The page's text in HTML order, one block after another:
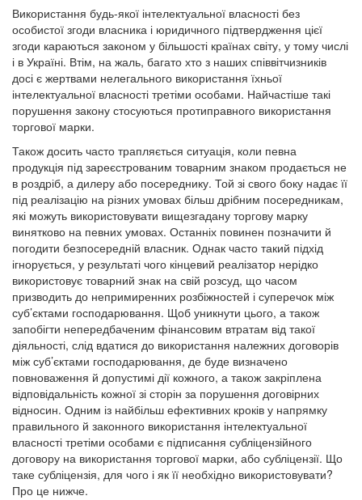
Використання будь-якої інтелектуальної власності без
особистої згоди власника і юридичного підтвердження цієї
згоди караються законом у більшості країнах світу, у тому числі
і в Україні. Втім, на жаль, багато хто з наших співвітчизників
досі є жертвами нелегального використання їхньої
інтелектуальної власності третіми особами. Найчастіше такі
порушення закону стосуються протиправного використання
торгової марки.
Також досить часто трапляється ситуація, коли певна
продукція під зареєстрованим товарним знаком продається не
в роздріб, а дилеру або посереднику. Той зі свого боку надає її
під реалізацію на різних умовах більш дрібним посередникам,
які можуть використовувати вищезгадану торгову марку
винятково на певних умовах. Останніх повинен позначити й
погодити безпосередній власник. Однак часто такий підхід
ігнорується, у результаті чого кінцевий реалізатор нерідко
використовує товарний знак на свій розсуд, що часом
призводить до непримиренних розбіжностей і суперечок між
суб’єктами господарювання. Щоб уникнути цього, а також
запобігти непередбаченим фінансовим втратам від такої
діяльності, слід вдатися до використання належних договорів
між суб’єктами господарювання, де буде визначено
повноваження й допустимі дії кожного, а також закріплена
відповідальність кожної зі сторін за порушення договірних
відносин. Одним із найбільш ефективних кроків у напрямку
правильного й законного використання інтелектуальної
власності третіми особами є підписання субліцензійного
договору на використання торгової марки, або субліцензії. Що
таке субліцензія, для чого і як її необхідно використовувати?
Про це нижче.